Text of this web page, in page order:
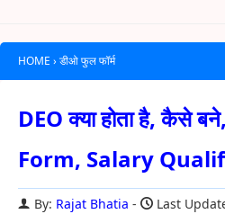
HOME › डीओ फुल फॉर्म
DEO क्या होता है, कैसे
Form, Salary
By: Rajat Bhatia Last